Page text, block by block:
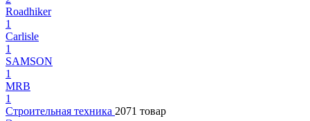
Roadhiker
1
Carlisle
1
SAMSON
1
MRB
1
Строительная техника 2071 товар